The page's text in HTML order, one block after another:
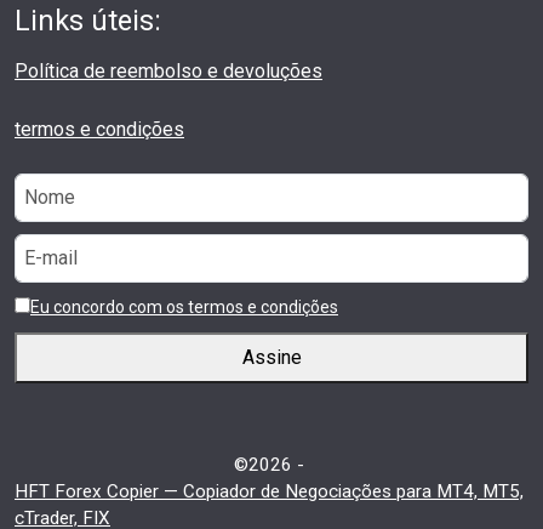
Links úteis:
Política de reembolso e devoluções
termos e condições
Eu concordo com os termos e condições
Assine
©2026 -
HFT Forex Copier — Copiador de Negociações para MT4, MT5,
cTrader, FIX